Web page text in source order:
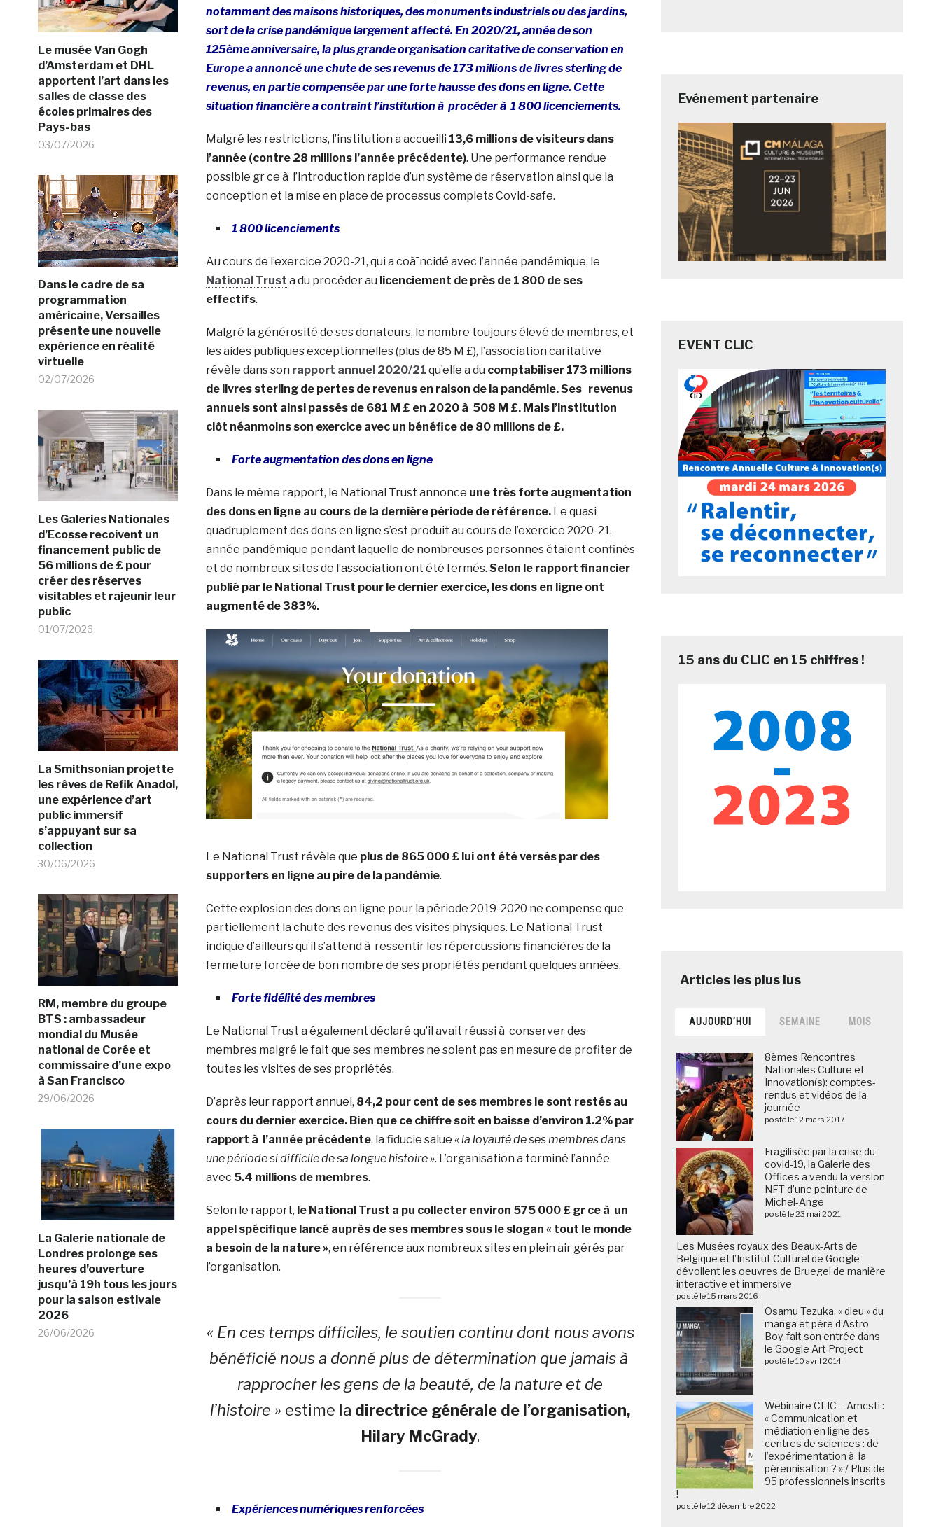
Le musée Van Gogh
d’Amsterdam et DHL
apportent l’art dans les
salles de classe des
écoles primaires des
Pays-bas
03/07/2026
Dans le cadre de sa
programmation
américaine, Versailles
présente une nouvelle
expérience en réalité
virtuelle
02/07/2026
Les Galeries Nationales
d’Ecosse recoivent un
financement public de
56 millions de £ pour
créer des réserves
visitables et rajeunir leur
public
01/07/2026
La Smithsonian projette
les rêves de Refik Anadol,
une expérience d’art
public immersif
s’appuyant sur sa
collection
30/06/2026
RM, membre du groupe
BTS : ambassadeur
mondial du Musée
national de Corée et
commissaire d’une expo
à San Francisco
29/06/2026
La Galerie nationale de
Londres prolonge ses
heures d’ouverture
jusqu’à 19h tous les jours
pour la saison estivale
2026
26/06/2026
notamment des maisons historiques, des monuments industriels ou des jardins,
sort de la crise pandémique largement affecté. En 2020/21, année de son
125ème anniversaire, la plus grande organisation caritative de conservation en
Europe a annoncé une chute de ses revenus de 173 millions de livres sterling de
revenus, en partie compensée par une forte hausse des dons en ligne. Cette
situation financière a contraint l’institution à procéder à 1 800 licenciements.
Malgré les restrictions, l’institution a accueilli 13,6 millions de visiteurs dans
l’année (contre 28 millions l’année précédente). Une performance rendue
possible gr ce à l’introduction rapide d’un système de réservation ainsi que la
conception et la mise en place de processus complets Covid-safe.
1 800 licenciements
Au cours de l’exercice 2020-21, qui a coà¯ncidé avec l’année pandémique, le
National Trust a du procéder au licenciement de près de 1 800 de ses
effectifs.
Malgré la générosité de ses donateurs, le nombre toujours élevé de membres, et
les aides publiques exceptionnelles (plus de 85 M £), l’association caritative
révèle dans son rapport annuel 2020/21 qu’elle a du comptabiliser 173 millions
de livres sterling de pertes de revenus en raison de la pandémie. Ses revenus
annuels sont ainsi passés de 681 M £ en 2020 à 508 M £. Mais l’institution
clôt néanmoins son exercice avec un bénéfice de 80 millions de £.
Forte augmentation des dons en ligne
Dans le même rapport, le National Trust annonce une très forte augmentation
des dons en ligne au cours de la dernière période de référence.Le quasi
quadruplement des dons en ligne s’est produit au cours de l’exercice 2020-21,
année pandémique pendant laquelle de nombreuses personnes étaient confinés
et de nombreux sites de l’association ont été fermés. Selon le rapport financier
publié par le National Trust pour le dernier exercice, les dons en ligne ont
augmenté de 383%.
Le National Trust révèle que plus de 865 000 £ lui ont été versés par des
supporters en ligne au pire de la pandémie.
Cette explosion des dons en ligne pour la période 2019-2020 ne compense que
partiellement la chute des revenus des visites physiques. Le National Trust
indique d’ailleurs qu’il s’attend à ressentir les répercussions financières de la
fermeture forcée de bon nombre de ses propriétés pendant quelques années.
Forte fidélité des membres
Le National Trust a également déclaré qu’il avait réussi à conserver des
membres malgré le fait que ses membres ne soient pas en mesure de profiter de
toutes les visites de ses propriétés.
D’après leur rapport annuel, 84,2 pour cent de ses membres le sont restés au
cours du dernier exercice. Bien que ce chiffre soit en baisse d’environ 1.2% par
rapport à l’année précédente, la fiducie salue « la loyauté de ses membres dans
une période si difficile de sa longue histoire ». L’organisation a terminé l’année
avec 5.4 millions de membres.
Selon le rapport, le National Trust a pu collecter environ 575 000 £ gr ce à un
appel spécifique lancé auprès de ses membres sous le slogan « tout le monde
a besoin de la nature », en référence aux nombreux sites en plein air gérés par
l’organisation.
« En ces temps difficiles, le soutien continu dont nous avons
bénéficié nous a donné plus de détermination que jamais à
rapprocher les gens de la beauté, de la nature et de
l’histoire » estime la directrice générale de l’organisation,
Hilary McGrady.
Expériences numériques renforcées
Evénement partenaire
EVENT CLIC
15 ans du CLIC en 15 chiffres !
AUJOURD’HUI SEMAINE MOIS
8èmes Rencontres
Nationales Culture et
Innovation(s): comptes-
rendus et vidéos de la
journée
posté le 12 mars 2017
Fragilisée par la crise du
covid-19, la Galerie des
Offices a vendu la version
NFT d’une peinture de
Michel-Ange
posté le 23 mai 2021
Les Musées royaux des Beaux-Arts de
Belgique et l’Institut Culturel de Google
dévoilent les oeuvres de Bruegel de manière
interactive et immersive
posté le 15 mars 2016
Osamu Tezuka, « dieu » du
manga et père d’Astro
Boy, fait son entrée dans
le Google Art Project
posté le 10 avril 2014
Webinaire CLIC – Amcsti :
« Communication et
médiation en ligne des
centres de sciences : de
l’expérimentation à la
pérennisation ? » / Plus de
95 professionnels inscrits
!
posté le 12 décembre 2022